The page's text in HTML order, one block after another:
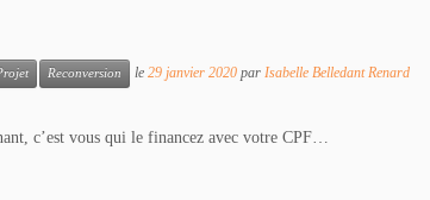
Reconversion le 29 janvier 2020 par Isabelle Belledant Renard
c’est vous qui le financez avec votre CPF…